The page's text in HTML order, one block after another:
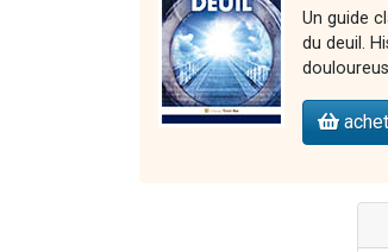
Un guide
du deuil.